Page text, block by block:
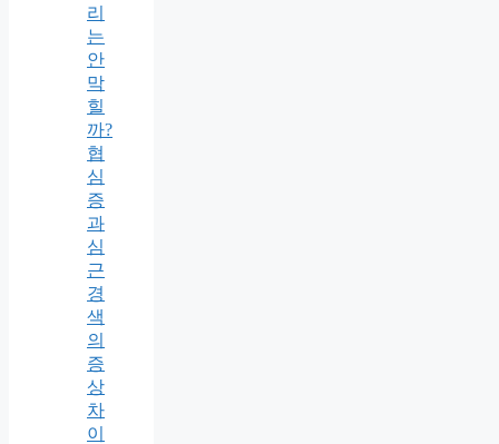
리
는
안
막
힐
까?
협
심
증
과
심
근
경
색
의
증
상
차
이